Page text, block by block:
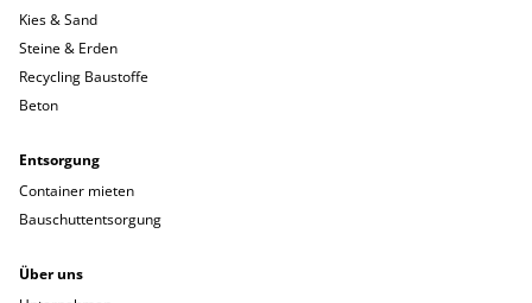
Kies & Sand
Steine & Erden
Recycling Baustoffe
Beton
Entsorgung
Container mieten
Bauschuttentsorgung
Über uns